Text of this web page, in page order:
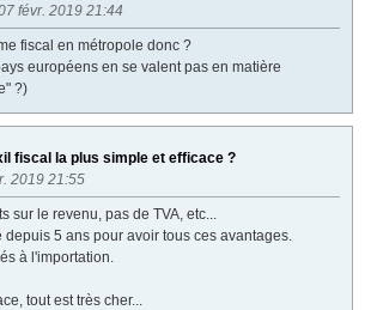
févr. 2019 21:44
fiscal en métropole donc ?
européens en se valent pas en matière
?)
fiscal la plus simple et efficace ?
2019 21:55
sur le revenu, pas de TVA, etc...
depuis 5 ans pour avoir tous ces avantages.
à l'importation.
tout est très cher...